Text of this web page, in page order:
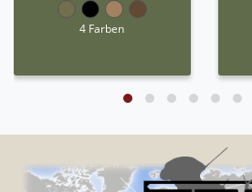
4 Farben